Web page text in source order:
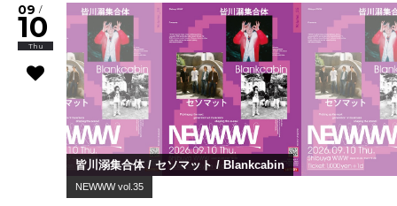
09 /
10
Thu
皆川溺集合体 / セソマット / Blankcabin
NEWWW vol.35